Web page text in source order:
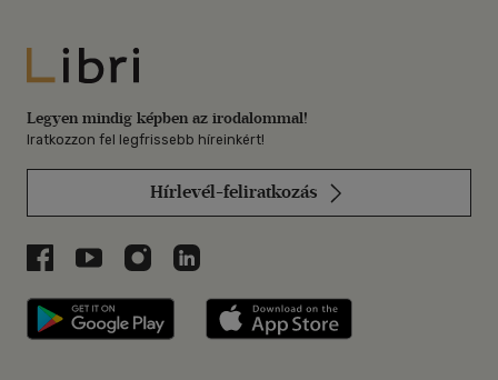
Libri
Legyen mindig képben az irodalommal!
Iratkozzon fel legfrissebb híreinkért!
Hírlevél-feliratkozás
Libri a Facebookon
Libri a Youtube-on
Libri az Instagramon
Libri a LinkedInen
Libri applikáció Szerezd meg: Google